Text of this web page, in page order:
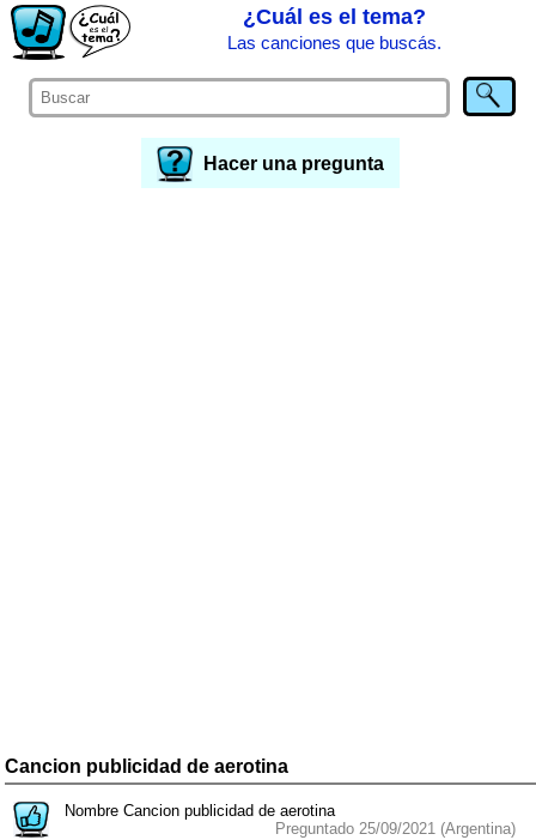
¿Cuál es el tema?
Las canciones que buscás.
Hacer una pregunta
Cancion publicidad de aerotina
Nombre Cancion publicidad de aerotina
Preguntado 25/09/2021 (Argentina)